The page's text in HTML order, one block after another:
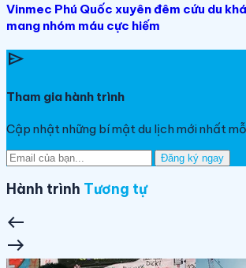
Vinmec Phú Quốc xuyên đêm cứu du
mang nhóm máu cực hiếm
send
Tham gia hành trình
Cập nhật những bí mật du lịch mới nhất
Đăng ký ngay
Hành trình Tương tự
west
east